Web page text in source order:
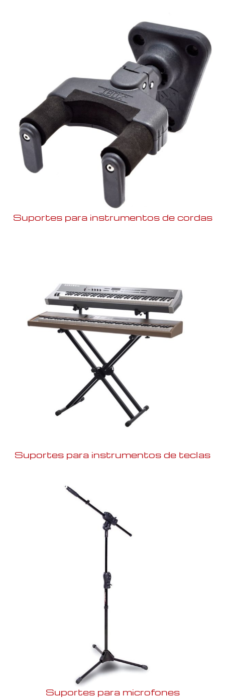
Suportes para instrumentos de cordas
Suportes para instrumentos de teclas
Suportes para microfones